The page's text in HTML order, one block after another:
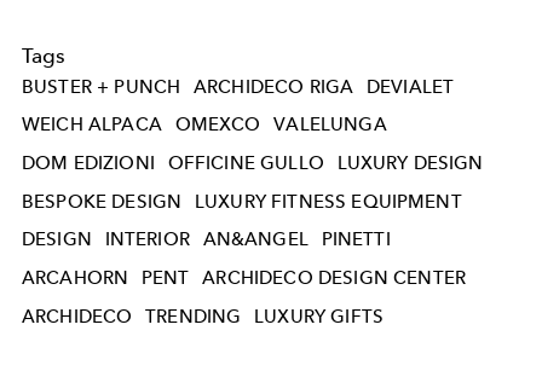
Tags
BUSTER + PUNCH ARCHIDECO RIGA
DEVIALET
WEICH ALPACA
OMEXCO
VALELUNGA
DOM EDIZIONI
OFFICINE GULLO
LUXURY DESIGN
BESPOKE DESIGN
LUXURY FITNESS EQUIPMENT
DESIGN
INTERIOR AN&ANGEL
PINETTI
ARCAHORN
PENT
ARCHIDECO DESIGN CENTER
ARCHIDECO
TRENDING LUXURY GIFTS